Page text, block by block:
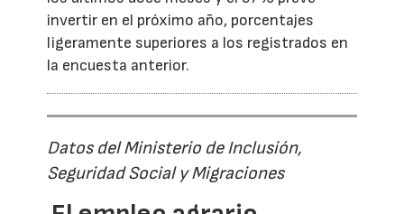
invertir en el próximo año, porcentajes
ligeramente superiores a los registrados en
la encuesta anterior.
Datos del Ministerio de Inclusión,
Seguridad Social y Migraciones